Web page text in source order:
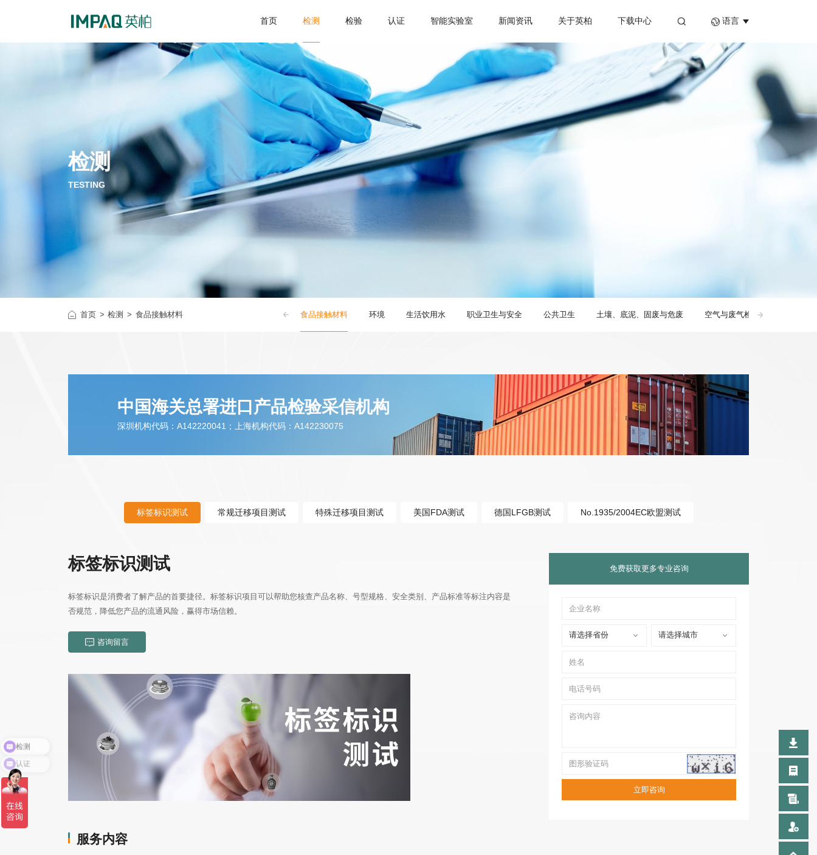
首页 检测 检验 认证 智能实验室 新闻资讯 关于英柏 下载中心 语言
检测
TESTING
首页 检测 食品接触材料
加热不燃烧烟 尼古丁袋（口含烟） 食品接触材料 环境 生活饮用水 职业卫生与安全 公共卫生 土壤、底泥、固废与危废 空气与废气检测
中国海关总署进口产品检验采信机构
深圳机构代码：A142220041；上海机构代码：A142230075
标签标识测试 常规迁移项目测试 特殊迁移项目测试 美国FDA测试 德国LFGB测试 No.1935/2004EC欧盟测试
标签标识测试
否规范，降低您产品的流通风险，赢得市场信赖。
咨询留言
服务内容
免费获取更多专业咨询
请选择省份 请选择城市